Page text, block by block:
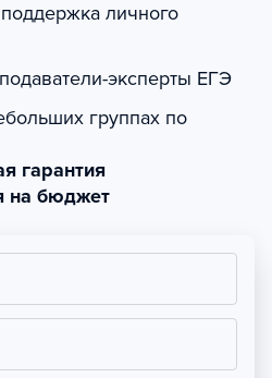
личного
эксперты ЕГЭ
группах по
гарантия
на бюджет